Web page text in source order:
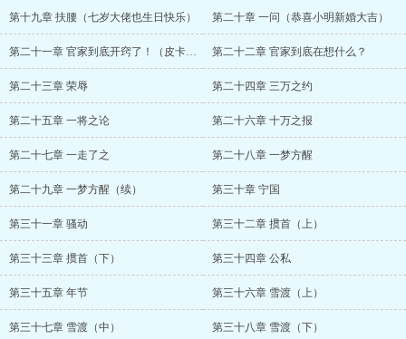
第十九章 扶腰（七岁大佬也生日快乐） 第二十章 一问（恭喜小明新婚大吉）
第二十一章 官家到底开窍了！（皮卡丘生快（敷衍……）） 第二十二章 官家到底在想什么？
第二十三章 荣辱 第二十四章 三万之约
第二十五章 一将之论 第二十六章 十万之报
第二十七章 一走了之 第二十八章 一梦方醒
第二十九章 一梦方醒（续） 第三十章 宁国
第三十一章 骚动 第三十二章 掼首（上）
第三十三章 掼首（下） 第三十四章 公私
第三十五章 年节 第三十六章 雪渡（上）
第三十七章 雪渡（中） 第三十八章 雪渡（下）